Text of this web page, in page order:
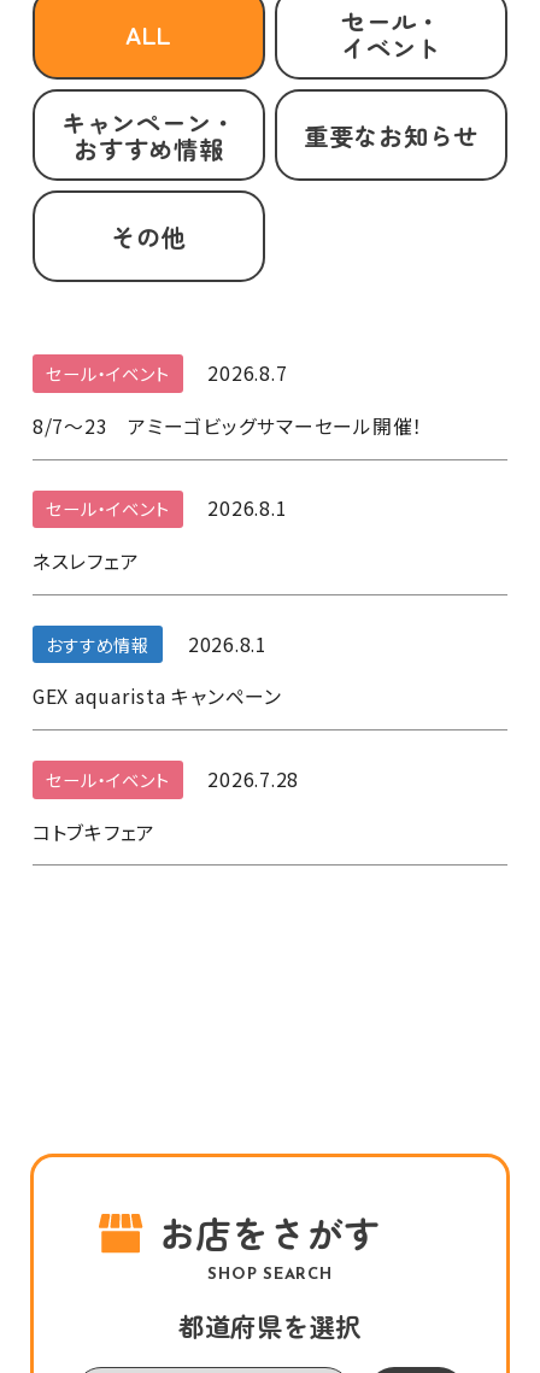
ALL セール・
イベント
キャンペーン・
おすすめ情報 重要なお知らせ
その他
セール・イベント
2026.8.7
8/7～23 アミーゴビッグサマーセール開催！
セール・イベント
2026.8.1
ネスレフェア
おすすめ情報
2026.8.1
GEX aquarista キャンペーン
セール・イベント
2026.7.28
コトブキフェア
お店をさがす
SHOP SEARCH
都道府県を選択